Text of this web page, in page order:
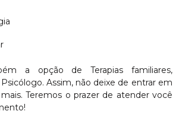
a opção de Terapias familiares,
Assim, não deixe de entrar em
Teremos o prazer de atender você